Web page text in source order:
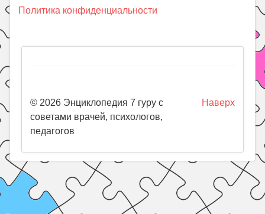
Политика конфиденциальности
Наверх
© 2026 Энциклопедия 7 гуру с
советами врачей, психологов,
педагогов